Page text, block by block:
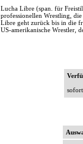
Lucha Libre (span. für
professionellen Wrestling,
Libre geht zurück bis in die
US-amerikanische Wrestler,